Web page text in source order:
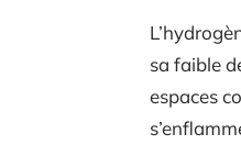
sa faible
espaces